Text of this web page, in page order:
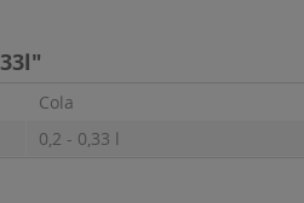
Cola
0,2 - 0,33 l